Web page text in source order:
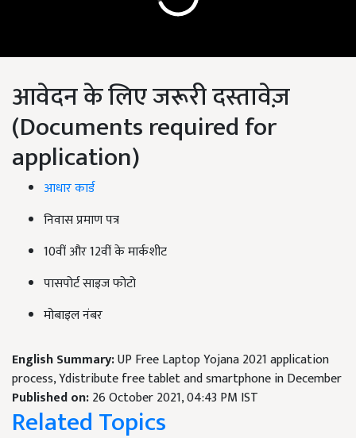
आवेदन के लिए जरूरी दस्तावेज़
(Documents required for
application)
आधार कार्ड
निवास प्रमाण पत्र
10वीं और 12वीं के मार्कशीट
पासपोर्ट साइज फोटो
मोबाइल नंबर
English Summary:UP Free Laptop Yojana 2021 application
process, Ydistribute free tablet and smartphone in December
Published on:26 October 2021, 04:43 PM IST
Related Topics